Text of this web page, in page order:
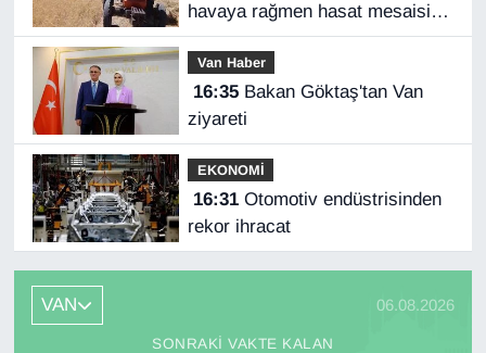
havaya rağmen hasat mesaisi
başladı
Van Haber
16:35Bakan Göktaş'tan Van
ziyareti
EKONOMİ
16:31Otomotiv endüstrisinden
rekor ihracat
VAN 06.08.2026
SONRAKI VAKTE KALAN